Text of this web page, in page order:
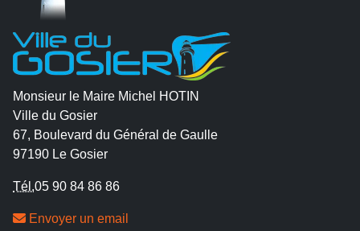
Monsieur le Maire Michel HOTIN
Ville du Gosier
67, Boulevard du Général de Gaulle
97190 Le Gosier
Tél.05 90 84 86 86
Envoyer un email